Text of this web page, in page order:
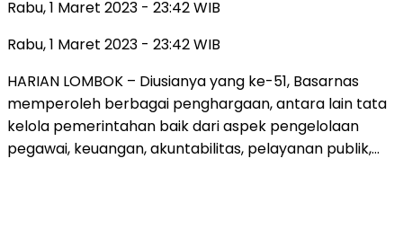
Rabu, 1 Maret 2023 - 23:42 WIB
Rabu, 1 Maret 2023 - 23:42 WIB
HARIAN LOMBOK – Diusianya yang ke-51, Basarnas
memperoleh berbagai penghargaan, antara lain tata
kelola pemerintahan baik dari aspek pengelolaan
pegawai, keuangan, akuntabilitas, pelayanan publik,…